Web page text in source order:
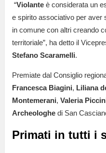
“Violante è considerata un
e spirito associativo per aver
in comune con altri creando
territoriale”, ha detto il
Stefano Scaramelli.
Premiate dal Consiglio
Francesca Biagini, Liliana
Montemerani, Valeria
Archeologhe di San
Primati in tutti i